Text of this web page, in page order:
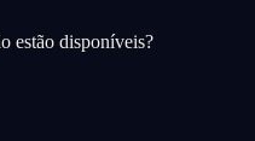
estão disponíveis?